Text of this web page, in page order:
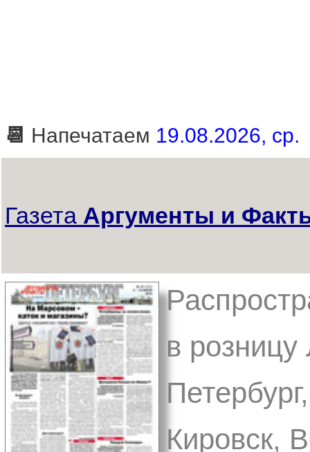
📆 Напечатаем 19.08.2026, ср.
Газета Аргументы и
в розницу
Кировск,